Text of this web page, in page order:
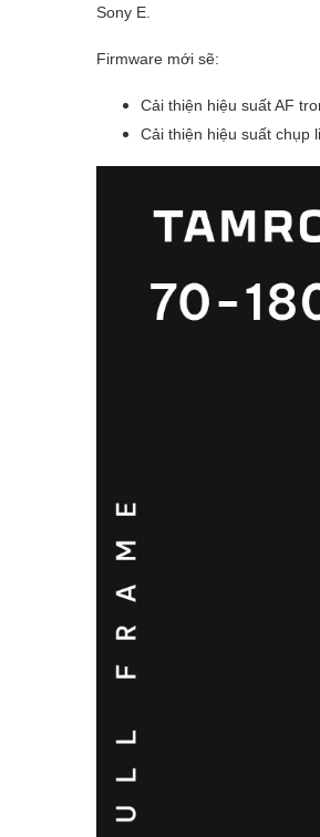
Sony E.
Firmware mới sẽ:
Cải thiện hiệu suất AF
Cải thiện hiệu suất chụp